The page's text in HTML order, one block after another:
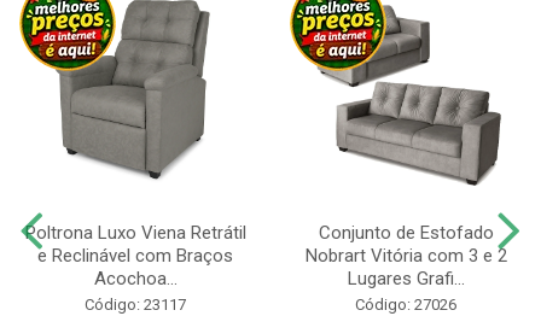
Poltrona Luxo Viena Retrátil
e Reclinável com Braços
Acochoa...
Código: 23117
Conjunto de Estofado
Nobrart Vitória com 3 e 2
Lugares Grafi...
Código: 27026